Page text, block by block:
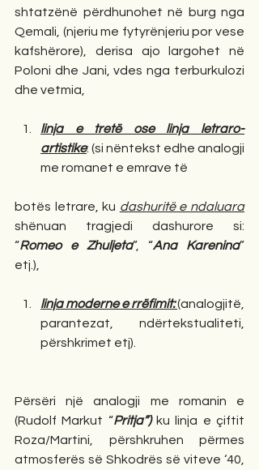
shtatzënë përdhunohet në burg nga
Qemali, (njeriu me fytyrënjeriu por vese
kafshërore), derisa ajo largohet në
Poloni dhe Jani, vdes nga terburkulozi
dhe vetmia,
linja e tretë ose linja letraro-
artistike: (si nëntekst edhe analogji
me romanet e emrave të
botës letrare, ku dashuritë e ndaluara
shënuan tragjedi dashurore si:
“Romeo e Zhuljeta”, “Ana Karenina”
etj.),
linja moderne e rrëfimit: (analogjitë,
parantezat, ndërtekstualiteti,
përshkrimet etj).
Përsëri një analogji me romanin e
(Rudolf Markut “Pritja”) ku linja e çiftit
Roza/Martini, përshkruhen përmes
atmosferës së Shkodrës së viteve ‘40,